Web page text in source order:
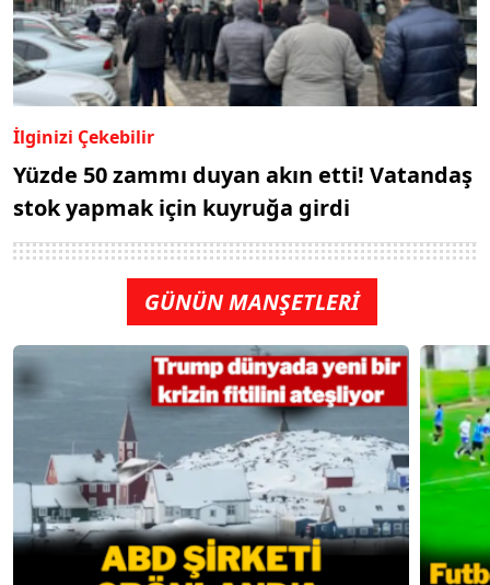
İlginizi Çekebilir
Yüzde 50 zammı duyan akın etti! Vatandaş
stok yapmak için kuyruğa girdi
GÜNÜN MANŞETLERİ